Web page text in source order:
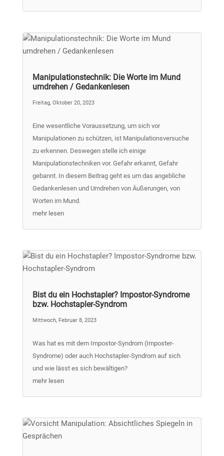
Manipulationstechnik: Die Worte im Mund
umdrehen / Gedankenlesen
Freitag, Oktober 20, 2023
Eine wesentliche Voraussetzung, um sich vor
Manipulationen zu schützen, ist Manipulationsversuche
zu erkennen. Deswegen stelle ich einige
Manipulationstechniken vor. Gefahr erkannt, Gefahr
gebannt. In diesem Beitrag geht es um das angebliche
Gedankenlesen und Umdrehen von Äußerungen, von
Worten im Mund.
mehr lesen
Bist du ein Hochstapler? Impostor-Syndrome
bzw. Hochstapler-Syndrom
Mittwoch, Februar 8, 2023
Was hat es mit dem Impostor-Syndrom (Imposter-
Syndrome) oder auch Hochstapler-Syndrom auf sich
und wie lässt es sich bewältigen?
mehr lesen